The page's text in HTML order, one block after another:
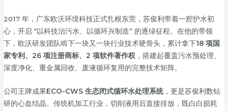
2017 年，广东欧沃环境科技正式扎根东莞，苏俊利带着一腔护水初
心，开启 “以科技治污水、以循环兴制造” 的逐绿征程。在他的带领
下，欧沃研发团队啃下一块又一块行业技术硬骨头，累计拿下18 项国
家专利、26 项注册商标、2 项软件著作权 ，搭建起覆盖污水预处理、
深度净化、重金属回收、废液循环复用的完整技术矩阵。
公司王牌成果ECO-CWS 生态闭式循环水处理系统，更是苏俊利数钻
研的心血结晶。传统机加工行业，切削液用后直接排放，既白白损耗